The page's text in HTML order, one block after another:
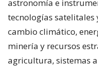
astronomía e
tecnologías satelitales
cambio climático,
minería y recursos
agricultura, sistemas